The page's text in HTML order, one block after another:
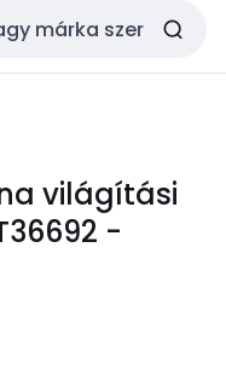
világítási
-